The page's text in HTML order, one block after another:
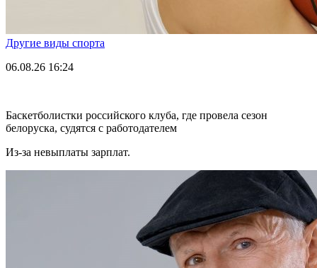
Другие виды спорта
06.08.26 16:24
Баскетболистки российского клуба, где провела сезон
белоруска, судятся с работодателем
Из-за невыплаты зарплат.